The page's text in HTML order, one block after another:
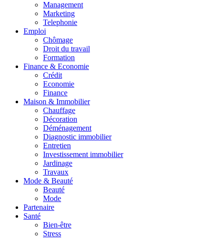
Management
Marketing
Telephonie
Emploi
Chômage
Droit du travail
Formation
Finance & Economie
Crédit
Economie
Finance
Maison & Immobilier
Chauffage
Décoration
Déménagement
Diagnostic immobilier
Entretien
Investissement immobilier
Jardinage
Travaux
Mode & Beauté
Beauté
Mode
Partenaire
Santé
Bien-être
Stress